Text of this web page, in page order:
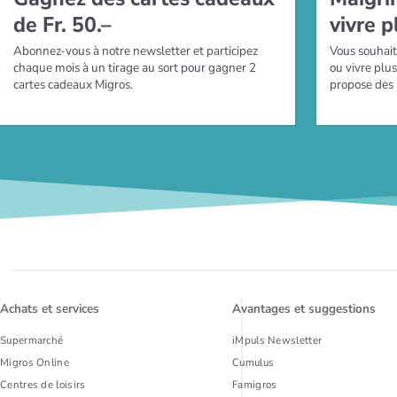
de Fr. 50.–
Abonnez-vous à notre newsletter et participez
chaque mois à un tirage au sort pour gagner 2
cartes cadeaux Migros.
vivre
Vous
ou vivre
propose
Achats et services
Supermarché
Migros Online
Centres de loisirs
Avantages et suggestions
iMpuls Newsletter
Cumulus
Famigros